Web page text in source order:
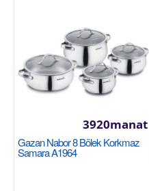
Availability
Gazan Nabor 8 Bölek Korkmaz
Samara A1964
3920manat